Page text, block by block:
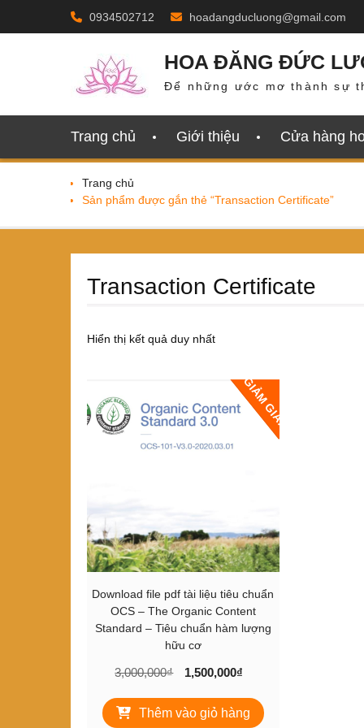
0934502712 hoadangducluong@gmail.com
HOA ĐĂNG ĐỨC
Để những ước mơ thành sự
Trang chủ Giới thiệu Cửa hàng
Trang chủ
Sản phẩm được gắn thẻ “Transaction Certificate”
Transaction Certificate
Hiển thị kết quả duy nhất
GIẢM GIÁ!
Download file pdf tài liệu tiêu chuẩn
OCS – The Organic Content
Standard – Tiêu chuẩn hàm lượng
hữu cơ
3,000,000₫
Giá
là:
3,000,000₫.
1,500,000₫
tại
là:
Thêm vào giỏ hàng